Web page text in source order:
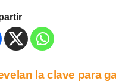
la clave para